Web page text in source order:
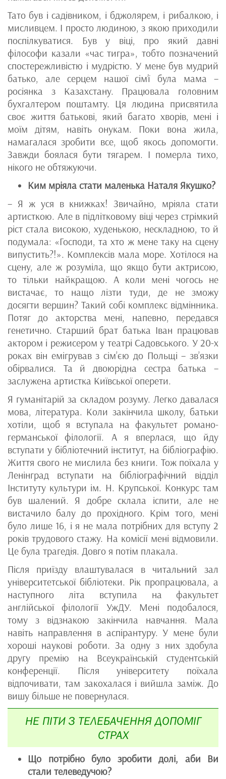
Тато був і садівником, і бджолярем, і рибалкою, і
мисливцем. І просто людиною, з якою приходили
поспілкуватися. Був у віці, про який давні
філософи казали «час тигра», тобто позначений
спостережливістю і мудрістю. У мене був мудрий
батько, але серцем нашої сім’ї була мама –
росіянка з Казахстану. Працювала головним
бухгалтером поштамту. Ця людина присвятила
своє життя батькові, який багато хворів, мені і
моїм дітям, навіть онукам. Поки вона жила,
намагалася зробити все, щоб якось допомогти.
Завжди боялася бути тягарем. І померла тихо,
нікого не обтяжуючи.
Ким мріяла стати маленька Наталя Якушко?
– Я ж уся в книжках! Звичайно, мріяла стати
артисткою. Але в підлітковому віці через стрімкий
ріст стала високою, худенькою, нескладною, то й
подумала: «Господи, та хто ж мене таку на сцену
випустить?!». Комплексів мала море. Хотілося на
сцену, але ж розуміла, що якщо бути актрисою,
то тільки найкращою. А коли мені чогось не
вистачає, то нащо лізти туди, де не зможу
досягти вершин? Такий собі комплекс відмінника.
Потяг до акторства мені, напевно, передався
генетично. Старший брат батька Іван працював
актором і режисером у театрі Садовського. У 20-х
роках він емігрував з сім’єю до Польщі – зв’язки
обірвалися. Та й двоюрідна сестра батька –
заслужена артистка Київської оперети.
Я гуманітарій за складом розуму. Легко давалася
мова, література. Коли закінчила школу, батьки
хотіли, щоб я вступала на факультет романо-
германської філології. А я вперлася, що йду
вступати у бібліотечний інститут, на бібліографію.
Життя свого не мислила без книги. Тож поїхала у
Ленінград вступати на бібліографічний відділ
Інституту культури ім. Н. Крупської. Конкурс там
був шалений. Я добре склала іспити, але не
вистачило балу до прохідного. Крім того, мені
було лише 16, і я не мала потрібних для вступу 2
років трудового стажу. На комісії мені відмовили.
Це була трагедія. Довго я потім плакала.
Після приїзду влаштувалася в читальний зал
університетської бібліотеки. Рік пропрацювала, а
наступного літа вступила на факультет
англійської філології УжДУ. Мені подобалося,
тому з відзнакою закінчила навчання. Мала
навіть направлення в аспірантуру. У мене були
хороші наукові роботи. За одну з них здобула
другу премію на Всеукраїнській студентській
конференції. Після університету поїхала
відпочивати, там закохалася і вийшла заміж. До
вишу більше не повернулася.
НЕ ПІТИ З ТЕЛЕБАЧЕННЯ ДОПОМІГ
СТРАХ
Що потрібно було зробити долі, аби Ви
стали телеведучою?